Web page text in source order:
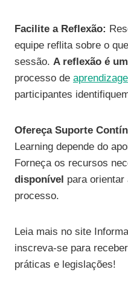
Facilite a Reflexão:
equipe reflita sobre o
sessão. A reflexão é
processo de
participantes
Ofereça Suporte
Learning depende do
Forneça os recursos
disponível para orientar
processo.
Leia mais no site
inscreva-se para
práticas e legislações!